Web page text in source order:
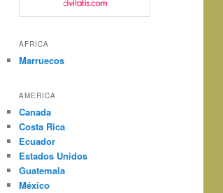
AFRICA
Marruecos
AMERICA
Canada
Costa Rica
Ecuador
Estados Unidos
Guatemala
México